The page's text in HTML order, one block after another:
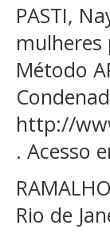
PASTI,
mulheres
Método
http://
. Acesso
Rio de